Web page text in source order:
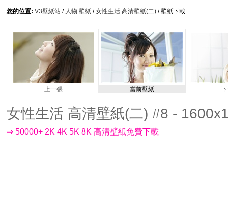
您的位置: V3壁紙站 / 人物 壁紙 /女性生活 高清壁紙(二) / 壁紙下載
上一張 當前壁紙
女性生活 高清壁紙(二) #8 -
⇒ 50000+ 2K 4K 5K 8K 高清壁紙免費下載